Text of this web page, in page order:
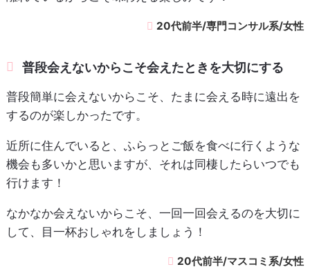
20代前半/専門コンサル系/女性
普段会えないからこそ会えたときを大切にする
普段簡単に会えないからこそ、たまに会える時に遠出を
するのが楽しかったです。
近所に住んでいると、ふらっとご飯を食べに行くような
機会も多いかと思いますが、それは同棲したらいつでも
行けます！
なかなか会えないからこそ、一回一回会えるのを大切に
して、目一杯おしゃれをしましょう！
20代前半/マスコミ系/女性